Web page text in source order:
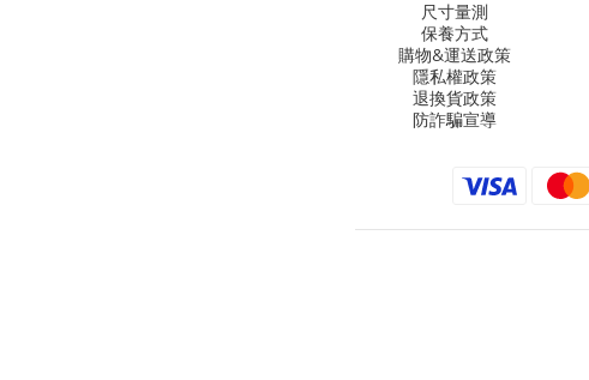
尺寸量測
保養方式
購物&運送政策
隱私權政策
退換貨政策
防詐騙宣導